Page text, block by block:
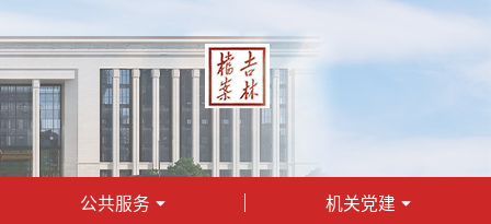
公共服务 机关党建